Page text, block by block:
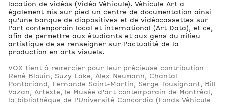
location de vidéos (Vidéo Véhicule). Véhicule Art a
également mis sur pied un centre de documentation ainsi
qu’une banque de diapositives et de vidéocassettes sur
l’art contemporain local et international (Art Data), et ce,
afin de permettre aux étudiants et aux gens du milieu
artistique de se renseigner sur l’actualité de la
production en arts visuels.
VOX tient à remercier pour leur précieuse contribution
René Blouin, Suzy Lake, Alex Neumann, Chantal
Pontbriand, Fernande Saint-Martin, Serge Tousignant, Bill
Vazan, Artexte, le Musée d’art contemporain de Montréal,
la bibliothèque de l’Université Concordia (Fonds Véhicule